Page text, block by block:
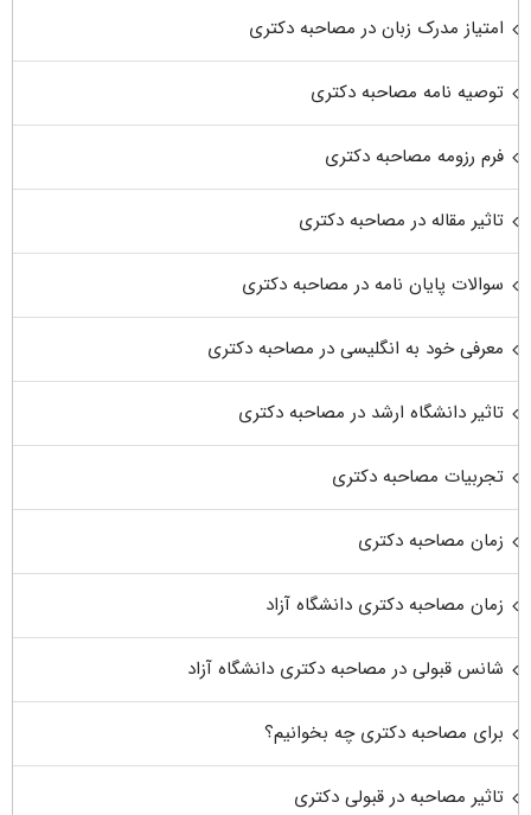
امتیاز مدرک زبان در مصاحبه دکتری
توصیه نامه مصاحبه دکتری
فرم رزومه مصاحبه دکتری
تاثیر مقاله در مصاحبه دکتری
سوالات پایان نامه در مصاحبه دکتری
معرفی خود به انگلیسی در مصاحبه دکتری
تاثیر دانشگاه ارشد در مصاحبه دکتری
تجربیات مصاحبه دکتری
زمان مصاحبه دکتری
زمان مصاحبه دکتری دانشگاه آزاد
شانس قبولی در مصاحبه دکتری دانشگاه آزاد
برای مصاحبه دکتری چه بخوانیم؟
تاثیر مصاحبه در قبولی دکتری